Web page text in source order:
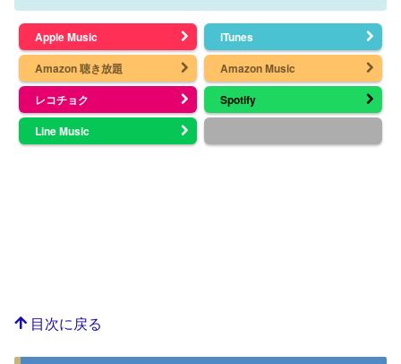
Apple Music
iTunes
Amazon 聴き放題
Amazon Music
レコチョク
Spotify
Line Music
目次に戻る